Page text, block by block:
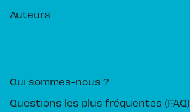
Auteurs
Qui sommes-nous ?
Questions les plus fréquentes (FAQ)